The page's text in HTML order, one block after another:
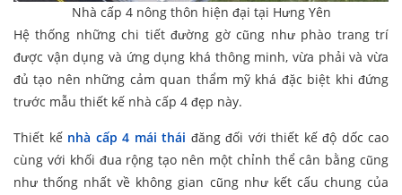
Nhà cấp 4 nông thôn hiện đại tại Hưng Yên
Hệ thống những chi tiết đường gờ cũng như phào trang trí
được vận dụng và ứng dụng khá thông minh, vừa phải và vừa
đủ tạo nên những cảm quan thẩm mỹ khá đặc biệt khi đứng
trước mẫu thiết kế nhà cấp 4 đẹp này.
Thiết kế nhà cấp 4 mái thái đăng đối với thiết kế độ dốc cao
cùng với khối đua rộng tạo nên một chỉnh thể cân bằng cũng
như thống nhất về không gian cũng như kết cấu chung của